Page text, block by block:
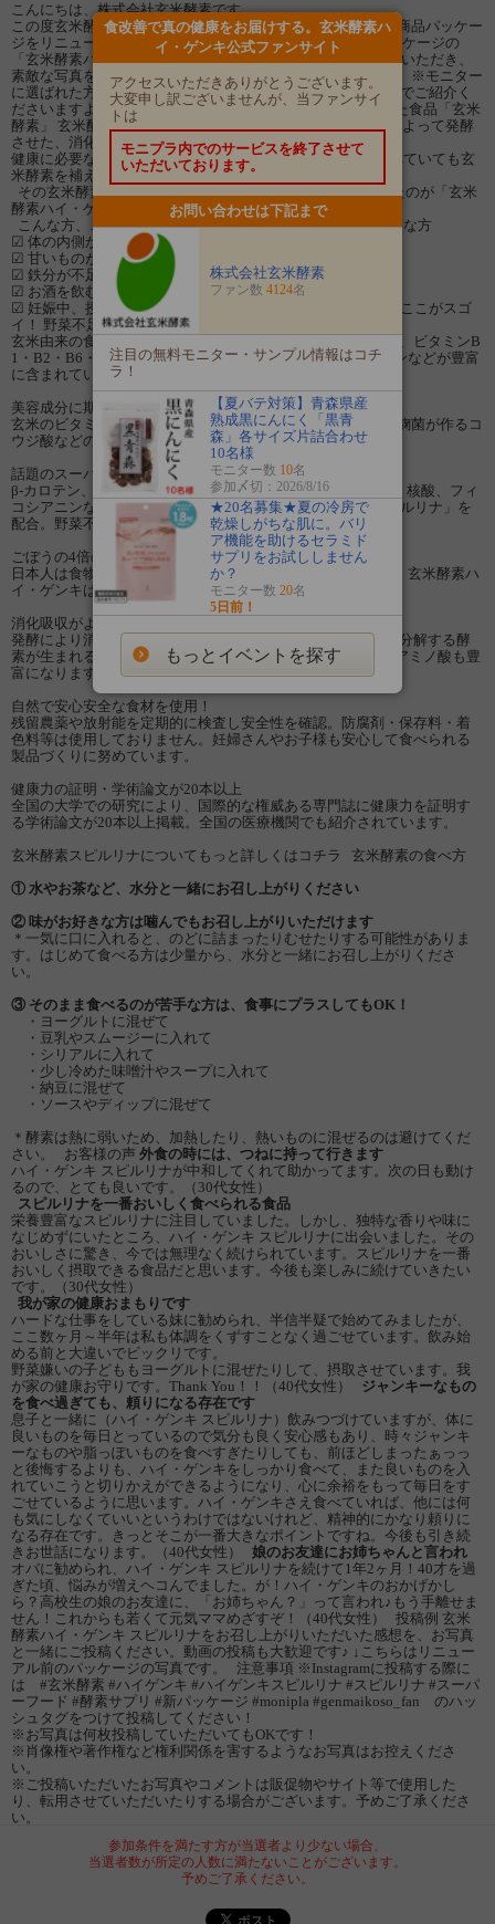
こんにちは、株式会社玄米酵素です。
この度玄米酵素では、創業50周年となる2021年10月1日に、商品パッケー
ジをリニューアルいたしました！ そこで今回は、新しいパッケージの
「玄米酵素ハイ・ゲンキ スピルリナ」（3.5g×6袋）をお試しいただき、
素敵な写真をご投稿いただける方を 100名様募集いたします♪
※モニター
に選ばれた方は、お試しいただいた感想をご自身のInstagramでご紹介く
ださいますようお願いいたします。 玄米を麹菌で発酵させた食品「玄米
酵素」 玄米酵素ハイ・ゲンキは、玄米・胚芽・表皮を麹菌によって発酵
させた、消化のよい食品です。
健康に必要な栄養素が40種類以上含まれており、 白米を食べていても玄
米酵素を補えば玄米食以上の価値が生まれています。
その玄米酵素にスーパーフード【スピルリナ】をプラスしたのが「玄米
酵素ハイ・ゲンキ スピルリナ」です。
こんな方、こんな時にオススメ！ ☑ 緑黄色野菜が不足がちな方
☑ 体の内側から美を目指す方
☑ 甘いものがすき、糖分を控えたい方
☑ 鉄分が不足気味の方
☑ お酒を飲むことが多い方
☑ 妊娠中、授乳中の方 玄米酵素ハイ・ゲンキ スピルリナはここがスゴ
イ！ 野菜不足の味方！現代人に不足しがちな栄養素を補える
玄米由来の食物繊維、鉄、カルシウム、マグネシウム、亜鉛、ビタミンB
1・B2・B6・E、葉酸、パントテン酸、ビオチン、ナイアシンなどが豊富
に含まれています。
美容成分に期待！
玄米のビタミンB6、ビタミンE、フェルラ酸、フィチン酸、麹菌が作るコ
ウジ酸などの健康・美容成分が含まれています。
話題のスーパーフード「スピルリナ」配合
β-カロテン、ビタミンB群、鉄分、葉酸、葉緑素、食物繊維、核酸、フィ
コシアニンなど、50種以上の健康に役立つ成分を含む「スピルリナ」を
配合。野菜不足の方におすすめです。詳しくはこちら
ごぼうの4倍の食物繊維
日本人は食物繊維の摂取が1日5g不足しているといわれます。玄米酵素ハ
イ・ゲンキは、毎食2袋（1日6袋）で不足の5gを補えます。
消化吸収がよい＆酵素が食べたものの分解を助ける
発酵により消化吸収がよくなり、デンプン質やたんぱく質を分解する酵
素が生まれるほか、吸収されやすい遊離型のビタミンB群やアミノ酸も豊
富になります。
自然で安心安全な食材を使用！
残留農薬や放射能を定期的に検査し安全性を確認。防腐剤・保存料・着
色料等は使用しておりません。妊婦さんやお子様も安心して食べられる
製品づくりに努めています。
健康力の証明・学術論文が20本以上
全国の大学での研究により、国際的な権威ある専門誌に健康力を証明す
る学術論文が20本以上掲載。全国の医療機関でも紹介されています。
玄米酵素スピルリナについてもっと詳しくはコチラ 玄米酵素の食べ方
① 水やお茶など、水分と一緒にお召し上がりください
② 味がお好きな方は噛んでもお召し上がりいただけます
＊一気に口に入れると、のどに詰まったりむせたりする可能性がありま
す。はじめて食べる方は少量から、水分と一緒にお召し上がりくださ
い。
③ そのまま食べるのが苦手な方は、食事にプラスしてもOK！
・ヨーグルトに混ぜて
・豆乳やスムージーに入れて
・シリアルに入れて
・少し冷めた味噌汁やスープに入れて
・納豆に混ぜて
・ソースやディップに混ぜて
＊酵素は熱に弱いため、加熱したり、熱いものに混ぜるのは避けてくだ
さい。 お客様の声 外食の時には、つねに持って行きます
ハイ・ゲンキ スピルリナが中和してくれて助かってます。次の日も動け
るので、とても良いです。（30代女性）
スピルリナを一番おいしく食べられる食品
栄養豊富なスピルリナに注目していました。しかし、独特な香りや味に
なじめずにいたところ、ハイ・ゲンキ スピルリナに出会いました。その
おいしさに驚き、今では無理なく続けられています。スピルリナを一番
おいしく摂取できる食品だと思います。今後も楽しみに続けていきたい
です。（30代女性）
我が家の健康おまもりです
ハードな仕事をしている妹に勧められ、半信半疑で始めてみましたが、
ここ数ヶ月～半年は私も体調をくずすことなく過ごせています。飲み始
める前と大違いでビックリです。
野菜嫌いの子どももヨーグルトに混ぜたりして、摂取させています。我
が家の健康お守りです。Thank You！！（40代女性） ジャンキーなもの
を食べ過ぎても、頼りになる存在です
息子と一緒に（ハイ・ゲンキ スピルリナ）飲みつづけていますが、体に
良いものを毎日とっているので気分も良く安心感もあり、時々ジャンキ
ーなものや脂っぽいものを食べすぎたりしても、前ほどしまったぁっっ
と後悔するよりも、ハイ・ゲンキをしっかり食べて、また良いものを入
れていこうと切りかえができるようになり、心に余裕をもって毎日をす
ごせているように思います。ハイ・ゲンキさえ食べていれば、他には何
も気にしなくていいというわけではないけれど、精神的にかなり頼りに
なる存在です。きっとそこが一番大きなポイントですね。今後も引き続
きお世話になります。（40代女性） 娘のお友達にお姉ちゃんと言われ
オバに勧められ、ハイ・ゲンキ スピルリナを続けて1年2ヶ月！40才を過
ぎた頃、悩みが増えヘコんでました。が！ハイ・ゲンキのおかげかし
ら？高校生の娘のお友達に、「お姉ちゃん？」って言われ♪もう手離せま
せん！これからも若くて元気ママめざすぞ！（40代女性） 投稿例 玄米
酵素ハイ・ゲンキ スピルリナをお召し上がりいただいた感想を、お写真
と一緒にご投稿ください。動画の投稿も大歓迎です♪ ↓こちらはリニュー
アル前のパッケージの写真です。 注意事項 ※Instagramに投稿する際に
は #玄米酵素 #ハイゲンキ #ハイゲンキスピルリナ #スピルリナ #スーパ
ーフード #酵素サプリ #新パッケージ #monipla #genmaikoso_fan のハッ
シュタグをつけて投稿してください！
※お写真は何枚投稿していただいてもOKです！
※肖像権や著作権など権利関係を害するようなお写真はお控えくださ
い。
※ご投稿いただいたお写真やコメントは販促物やサイト等で使用した
り、転用させていただいたりする場合がございます。予めご了承くださ
い。
参加条件を満たす方が当選者より少ない場合、
当選者数が所定の人数に満たないことがございます。
予めご了承ください。
食改善で真の健康をお届けする。玄米酵素ハ
イ・ゲンキ公式ファンサイト
アクセスいただきありがとうございます。
大変申し訳ございませんが、当ファンサイ
トは
モニプラ内でのサービスを終了させて
いただいております。
お問い合わせは下記まで
株式会社玄米酵素
ファン数 4124名
注目の無料モニター・サンプル情報はコチ
ラ！
【夏バテ対策】青森県産
熟成黒にんにく「黒青
森」各サイズ片詰合わせ
10名様
モニター数 10名
参加〆切：2026/8/16
★20名募集★夏の冷房で
乾燥しがちな肌に。バリ
ア機能を助けるセラミド
サプリをお試ししません
か？
モニター数 20名
5日前！
もっとイベントを探す